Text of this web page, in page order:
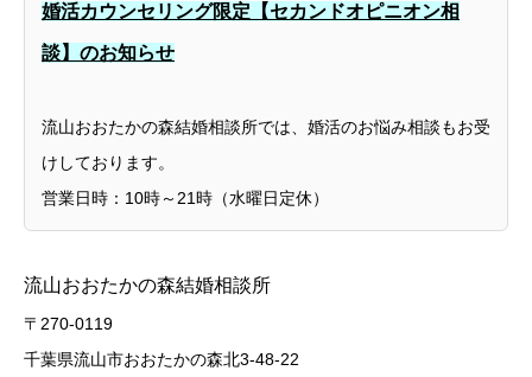
婚活カウンセリング限定【セカンドオピニオン相
談】のお知らせ
流山おおたかの森結婚相談所では、婚活のお悩み相談もお受
けしております。
営業日時：10時～21時（水曜日定休）
流山おおたかの森結婚相談所
〒270-0119
千葉県流山市おおたかの森北3-48-22